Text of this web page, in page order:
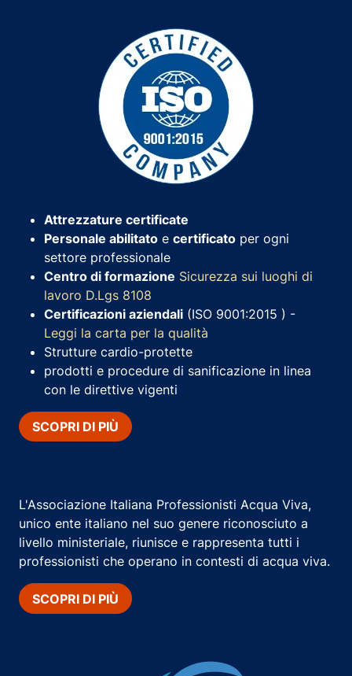
Attrezzature certificate
Personale abilitato e certificato per ogni
settore professionale
Centro di formazione Sicurezza sui luoghi di
lavoro D.Lgs 8108
Certificazioni aziendali (ISO 9001:2015 ) -
Leggi la carta per la qualità
Strutture cardio-protette
prodotti e procedure di sanificazione in linea
con le direttive vigenti
SCOPRI DI PIÙ
L'Associazione Italiana Professionisti Acqua Viva,
unico ente italiano nel suo genere riconosciuto a
livello ministeriale, riunisce e rappresenta tutti i
professionisti che operano in contesti di acqua viva.
SCOPRI DI PIÙ